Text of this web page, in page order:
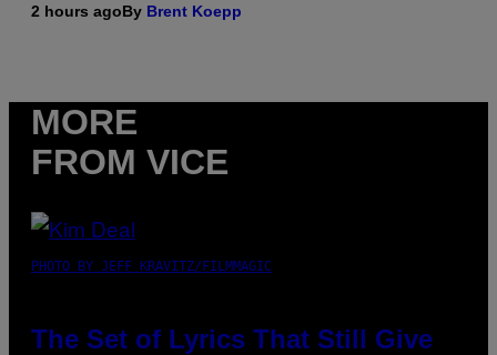
2 hours agoBy Brent Koepp
MORE
FROM VICE
PHOTO BY JEFF KRAVITZ/FILMMAGIC
The Set of Lyrics That Still Give